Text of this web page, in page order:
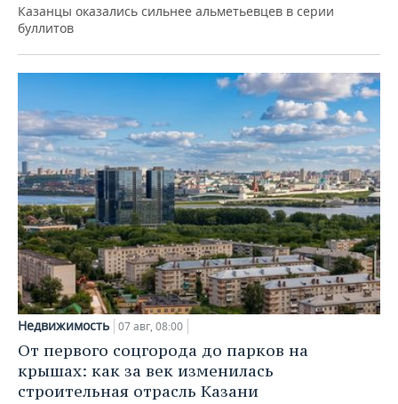
Казанцы оказались сильнее альметьевцев в серии
буллитов
Недвижимость 07 авг, 08:00
От первого соцгорода до парков на
крышах: как за век изменилась
строительная отрасль Казани